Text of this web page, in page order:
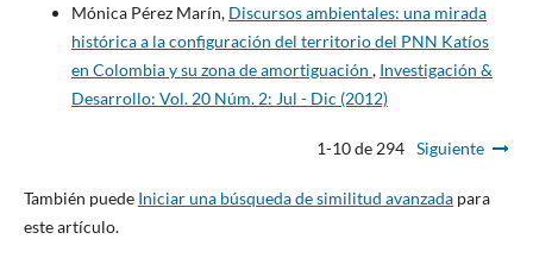
Mónica Pérez Marín, Discursos ambientales: una mirada
histórica a la configuración del territorio del PNN Katíos
en Colombia y su zona de amortiguación , Investigación &
Desarrollo: Vol. 20 Núm. 2: Jul - Dic (2012)
1-10 de 294 Siguiente
También puede Iniciar una búsqueda de similitud avanzadapara
este artículo.